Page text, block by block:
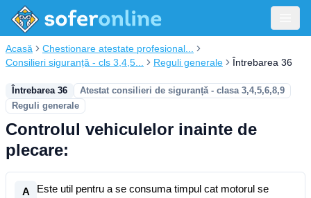
Acasă
Chestionare atestate profesional...
Consilieri siguranță - cls 3,4,5...
Reguli generale Întrebarea 36
Întrebarea 36
Atestat consilieri de siguranță - clasa 3,4,5,6,8,9
Reguli generale
Controlul vehiculelor inainte de
plecare:
A
Este util pentru a se consuma timpul cat motorul se